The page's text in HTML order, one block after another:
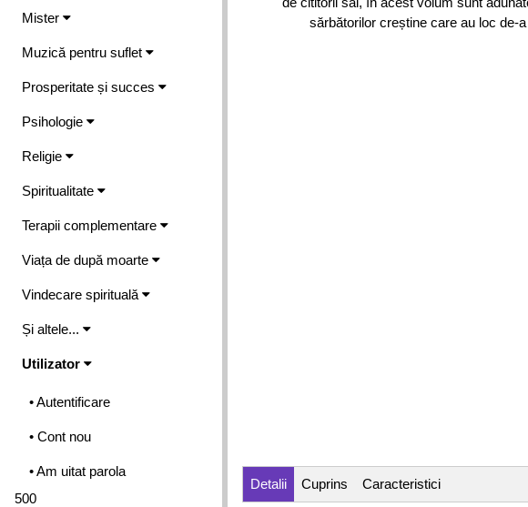
Mister
Muzică pentru suflet
Prosperitate și succes
Psihologie
Religie
Spiritualitate
Terapii complementare
Viața de după moarte
Vindecare spirituală
Și altele...
Utilizator
• Autentificare
• Cont nou
• Am uitat parola
500
sărbătorilor creștine care au loc de-
Detalii Cuprins Caracteristici